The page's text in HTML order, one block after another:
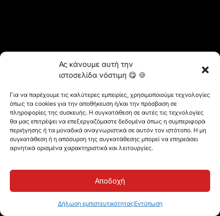
Ας κάνουμε αυτή την
ιστοσελίδα νόστιμη 😋 🍪
Για να παρέχουμε τις καλύτερες εμπειρίες, χρησιμοποιούμε τεχνολογίες
όπως τα cookies για την αποθήκευση ή/και την πρόσβαση σε
πληροφορίες της συσκευής. Η συγκατάθεση σε αυτές τις τεχνολογίες
θα μας επιτρέψει να επεξεργαζόμαστε δεδομένα όπως η συμπεριφορά
περιήγησης ή τα μοναδικά αναγνωριστικά σε αυτόν τον ιστότοπο. Η μη
συγκατάθεση ή η απόσυρση της συγκατάθεσης μπορεί να επηρεάσει
αρνητικά ορισμένα χαρακτηριστικά και λειτουργίες.
Αποδοχή
Δήλωση εμπιστευτικότηταςΕντύπωση